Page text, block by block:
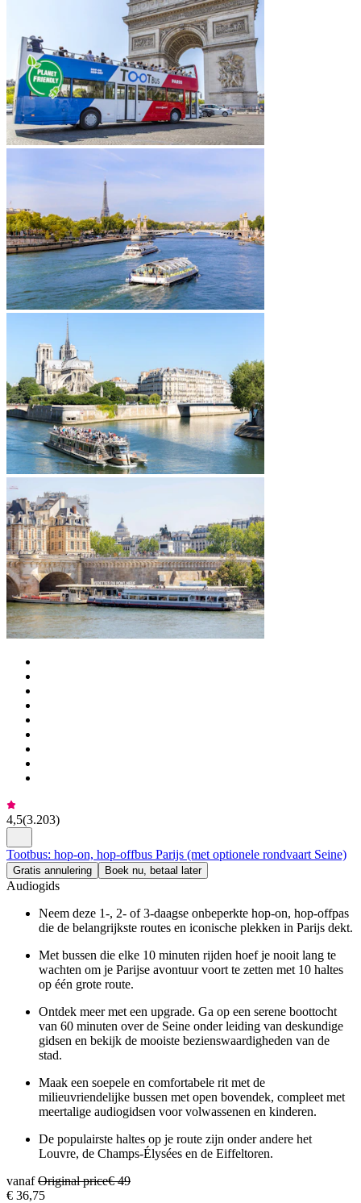
4,5(3.203)
Tootbus: hop-on, hop-offbus Parijs (met optionele rondvaart Seine)
Gratis annulering Boek nu, betaal later
Audiogids
Neem deze 1-, 2- of 3-daagse onbeperkte hop-on, hop-offpas
die de belangrijkste routes en iconische plekken in Parijs dekt.
Met bussen die elke 10 minuten rijden hoef je nooit lang te
wachten om je Parijse avontuur voort te zetten met 10 haltes
op één grote route.
Ontdek meer met een upgrade. Ga op een serene boottocht
van 60 minuten over de Seine onder leiding van deskundige
gidsen en bekijk de mooiste bezienswaardigheden van de
stad.
Maak een soepele en comfortabele rit met de
milieuvriendelijke bussen met open bovendek, compleet met
meertalige audiogidsen voor volwassenen en kinderen.
De populairste haltes op je route zijn onder andere het
Louvre, de Champs-Élysées en de Eiffeltoren.
vanafOriginal price€ 49
€ 36,75